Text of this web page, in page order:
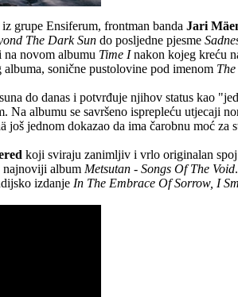
grupe Ensiferum, frontman banda Jari
The Dark Sun do posljedne pjesme
novom albumu Time Inakon kojeg kreću
sonične pustolovine pod imenom
do danas i potvrđuje njihov status kao
Na albumu se savršeno isprepleću utjecaji
jednom dokazao da ima čarobnu moć za
koji sviraju zanimljiv i vrlo originalan spoj
najnoviji album Metsutan - Songs Of The Void
izdanje In The Embrace Of Sorrow, I